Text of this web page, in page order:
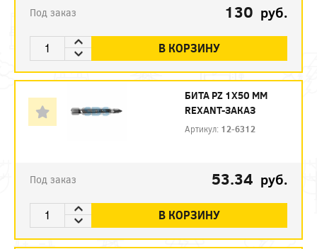
Под заказ 130 руб.
В КОРЗИНУ
БИТА PZ 1X50 ММ
REXANT-ЗАКАЗ
Артикул: 12-6312
Под заказ 53.34 руб.
В КОРЗИНУ